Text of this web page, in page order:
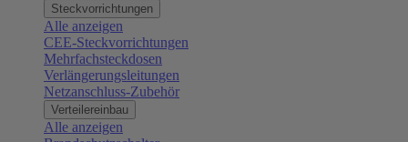
Steckvorrichtungen
Alle anzeigen
CEE-Steckvorrichtungen
Mehrfachsteckdosen
Verlängerungsleitungen
Netzanschluss-Zubehör
Verteilereinbau
Alle anzeigen